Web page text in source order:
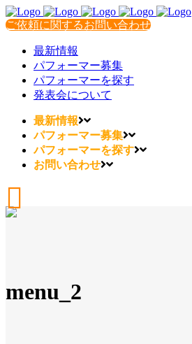
ご依頼に関するお問い合わせ
最新情報
パフォーマー募集
パフォーマーを探す
発表会について
最新情報
パフォーマー募集
パフォーマーを探す
お問い合わせ
menu_2